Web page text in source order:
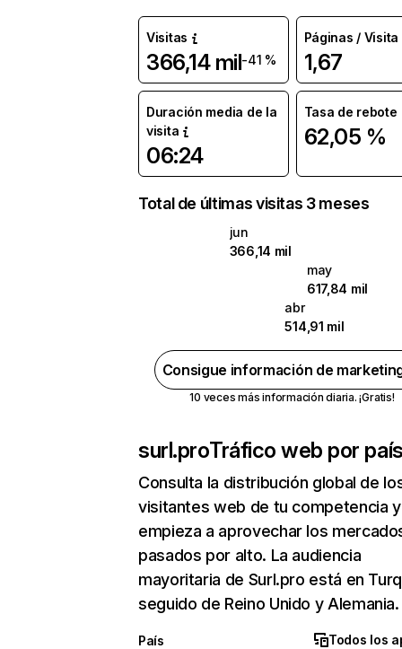
Visitas
366,14 mil-41 %
Páginas / Visita
1,67
Duración media de la
visita
06:24
Tasa de rebote
62,05 %
Total de últimas visitas 3 meses
jun
366,14 mil
may
617,84 mil
abr
514,91 mil
Consigue información de
10 veces más información diaria. ¡Gratis!
surl.proTráfico web por
Consulta la distribución global de
visitantes web de tu competencia y
empieza a aprovechar los
pasados por alto. La audiencia
mayoritaria de Surl.pro está en
seguido de Reino Unido y Alemania.
País Todos los